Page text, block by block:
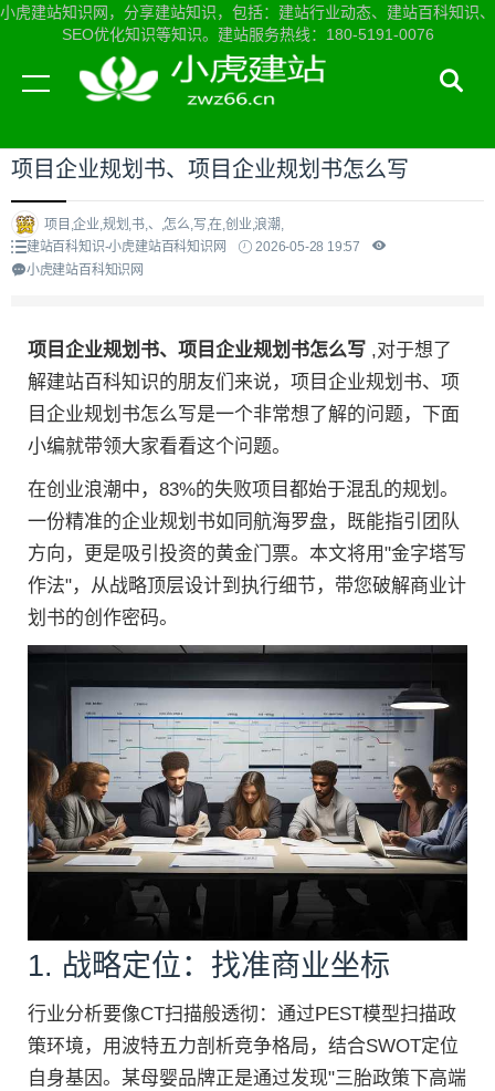
小虎建站知识网，分享建站知识，包括：建站行业动态、建站百科知识、
SEO优化知识等知识。建站服务热线：180-5191-0076
当前位置：小虎建站知识网首页>建站百科知识
项目企业规划书、项目企业规划书怎么写
项目,企业,规划,书,、,怎么,写,在,创业,浪潮,
建站百科知识-小虎建站百科知识网
2026-05-28 19:57
小虎建站百科知识网
项目企业规划书、项目企业规划书怎么写 ,对于想了
解建站百科知识的朋友们来说，项目企业规划书、项
目企业规划书怎么写是一个非常想了解的问题，下面
小编就带领大家看看这个问题。
在创业浪潮中，83%的失败项目都始于混乱的规划。
一份精准的企业规划书如同航海罗盘，既能指引团队
方向，更是吸引投资的黄金门票。本文将用"金字塔写
作法"，从战略顶层设计到执行细节，带您破解商业计
划书的创作密码。
1. 战略定位：找准商业坐标
行业分析要像CT扫描般透彻：通过PEST模型扫描政
策环境，用波特五力剖析竞争格局，结合SWOT定位
自身基因。某母婴品牌正是通过发现"三胎政策下高端